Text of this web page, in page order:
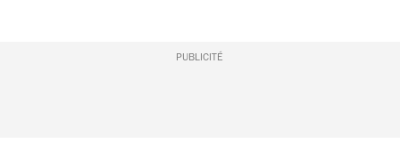
PUBLICITÉ